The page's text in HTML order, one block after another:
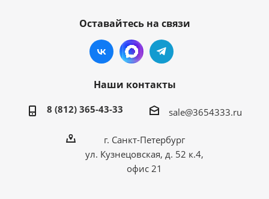
Оставайтесь на связи
Наши контакты
8 (812) 365-43-33 sale@3654333.ru
г. Санкт-Петербург
ул. Кузнецовская, д. 52 к.4,
офис 21